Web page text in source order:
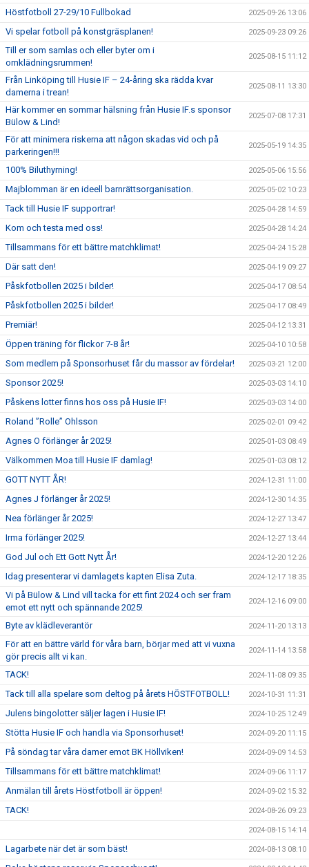
Höstfotboll 27-29/10 Fullbokad 2025-09-26 13:06
Vi spelar fotboll på konstgräsplanen! 2025-09-23 09:26
Till er som samlas och eller byter om i
omklädningsrummen!
2025-08-15 11:12
Från Linköping till Husie IF – 24-åring ska rädda kvar
damerna i trean!
2025-08-11 13:30
Här kommer en sommar hälsning från Husie IF.s sponsor
Bülow & Lind!
2025-07-08 17:31
För att minimera riskerna att någon skadas vid och på
parkeringen!!!
2025-05-19 14:35
100% Biluthyrning! 2025-05-06 15:56
Majblomman är en ideell barnrättsorganisation. 2025-05-02 10:23
Tack till Husie IF supportrar! 2025-04-28 14:59
Kom och testa med oss! 2025-04-28 14:24
Tillsammans för ett bättre matchklimat! 2025-04-24 15:28
Där satt den! 2025-04-19 09:27
Påskfotbollen 2025 i bilder! 2025-04-17 08:54
Påskfotbollen 2025 i bilder! 2025-04-17 08:49
Premiär! 2025-04-12 13:31
Öppen träning för flickor 7-8 år! 2025-04-10 10:58
Som medlem på Sponsorhuset får du massor av fördelar! 2025-03-21 12:00
Sponsor 2025! 2025-03-03 14:10
Påskens lotter finns hos oss på Husie IF! 2025-03-03 14:00
Roland ”Rolle” Ohlsson 2025-02-01 09:42
Agnes O förlänger år 2025! 2025-01-03 08:49
Välkommen Moa till Husie IF damlag! 2025-01-03 08:12
GOTT NYTT ÅR! 2024-12-31 11:00
Agnes J förlänger år 2025! 2024-12-30 14:35
Nea förlänger år 2025! 2024-12-27 13:47
Irma förlänger 2025! 2024-12-27 13:44
God Jul och Ett Gott Nytt År! 2024-12-20 12:26
Idag presenterar vi damlagets kapten Elisa Zuta. 2024-12-17 18:35
Vi på Bülow & Lind vill tacka för ett fint 2024 och ser fram
emot ett nytt och spännande 2025!
2024-12-16 09:00
Byte av klädleverantör 2024-11-20 13:13
För att en bättre värld för våra barn, börjar med att vi vuxna
gör precis allt vi kan.
2024-11-14 13:58
TACK! 2024-11-08 09:35
Tack till alla spelare som deltog på årets HÖSTFOTBOLL! 2024-10-31 11:31
Julens bingolotter säljer lagen i Husie IF! 2024-10-25 12:49
Stötta Husie IF och handla via Sponsorhuset! 2024-09-20 11:15
På söndag tar våra damer emot BK Höllviken! 2024-09-09 14:53
Tillsammans för ett bättre matchklimat! 2024-09-06 11:17
Anmälan till årets Höstfotboll är öppen! 2024-09-02 15:32
TACK! 2024-08-26 09:23
2024-08-15 14:14
Lagarbete när det är som bäst! 2024-08-13 08:10